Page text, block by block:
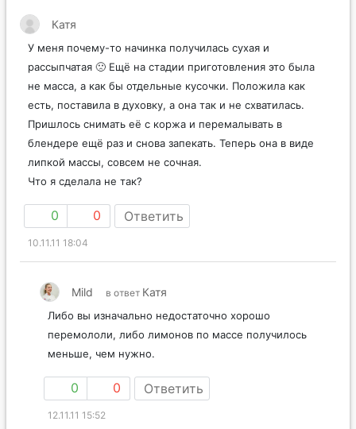
Катя
У меня почему-то начинка получилась сухая и
рассыпчатая 🙁 Ещё на стадии приготовления это была
не масса, а как бы отдельные кусочки. Положила как
есть, поставила в духовку, а она так и не схватилась.
Пришлось снимать её с коржа и перемалывать в
блендере ещё раз и снова запекать. Теперь она в виде
липкой массы, совсем не сочная.
Что я сделала не так?
0 0 Ответить
10.11.11 18:04
Mild в ответ Катя
Либо вы изначально недостаточно хорошо
перемололи, либо лимонов по массе получилось
меньше, чем нужно.
0 0 Ответить
12.11.11 15:52